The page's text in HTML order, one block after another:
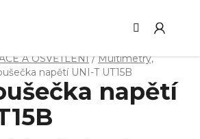
A OSVĚTLENÍ / Multimetry,
napětí UNI-T UT15B
napětí